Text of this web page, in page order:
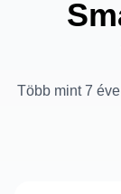
Több mint 7